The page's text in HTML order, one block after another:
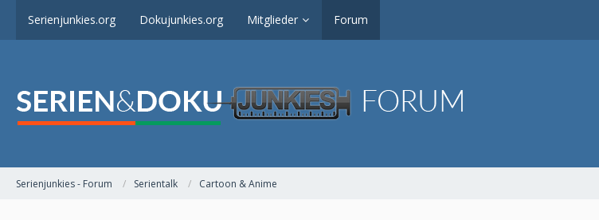
Serienjunkies.org Dokujunkies.org Mitglieder Forum
Serienjunkies - Forum Serientalk Cartoon & Anime